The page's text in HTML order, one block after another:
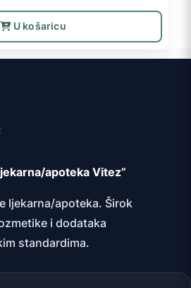
U košaricu
apoteka Vitez”
ljekarna/apoteka. Širok
i dodataka
standardima.